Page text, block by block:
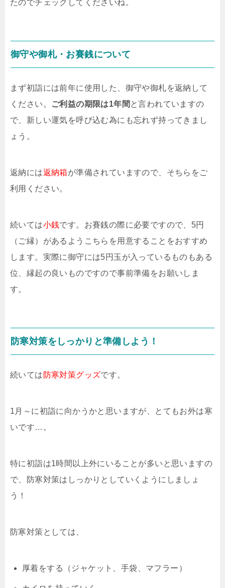
たのでチェックしてくださいね。
御守や御札・お賽銭について
まず初詣には前年に使用した、御守や御札を返納して
ください。
ご利益の期限は1年間 と言われていますの
で、新しい運気を呼び込む為にも忘れず持ってきまし
ょう。
返納には返納箱が準備されていますので、そちらをご
利用ください。
続いては小銭です。お賽銭の際に必要ですので、5円
（ご縁）があるようこちらを用意することをおすすめ
します。実際に御守には5円玉が入っているものもある
位、縁起の良いものですので事前準備をお願いしま
す。
防寒対策をしっかりと準備しよう！
続いては 防寒対策グッズです。
1月～に初詣に向かうかと思いますが、とてもお外は寒
いです…。
特に初詣は1時間以上外にいることが多いと思いますの
で、防寒対策はしっかりとしていくようにしましょ
う！
防寒対策としては、
厚着をする（ジャケット、手袋、マフラー）